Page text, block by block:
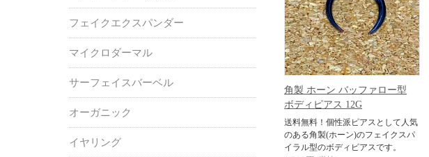
角製 ホーン バッファロー型
ボディピアス 12G
送料無料！個性派ピアスとして人気
のある角製(ホーン)のフェイクスパ
イラル型のボディピアスです。
フェイクエクスパンダー
マイクロダーマル
サーフェイスバーベル
オーガニック
イヤリング